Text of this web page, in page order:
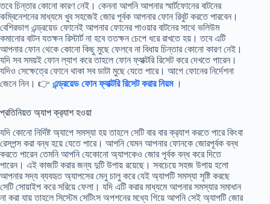
তবে চিন্তার কোনো কারণ নেই। কেননা আপনি আপনার স্মার্টফোনের বাটনের
কম্বিনেশনের মাধ্যমে খুব সহজেই জোর পূর্বক আপনার ফোন রিবুট করতে পারবেন।
বেশিরভাগ এন্ড্রয়েড ফোনেই আপনার ফোনের পাওয়ার বাটনের সাথে ভলিউম
কমানোর বাটন যতক্ষন রিস্টার্ট না হবে ততক্ষন চেপে ধরে রাখতে হয়। তবে এটি
আপনার ফোন থেকে কোনো কিছু মুছে ফেলবে না বিধায় চিন্তার কোনো কারণ নেই।
যদি সব সময়ই ফোন ল্যাগ করে তাহলে ফোন ফ্যাক্টরি রিসেট করে দেখতে পারেন।
যদিও সেক্ষেত্রে ফোনে থাকা সব ডাটা মুছে যেতে পারে। আগে ফোনের নির্দেশনা
জেনে নিন। 👉 এন্ড্রয়েড ফোন ফ্যাক্টরি রিসেট করার নিয়ম।
প্রতিনিয়ত অ্যাপ ক্র‍্যাশ হওয়া
যদি কোনো নির্দিষ্ট অ্যাপে সমস্যা হয় তাহলে সেটি বার বার ক্র‍্যাশ করতে পারে কিংবা
রেসপন্স করা বন্ধ হয়ে যেতে পারে। আপনি যেমন আপনার ফোনকে জোরপূর্বক বন্ধ
করতে পারেন তেমনি আপনি যেকোনো অ্যাপকেও জোর পূর্বক বন্ধ করে দিতে
পারেন। এই কাজটি করার জন্য দুটি উপায় রয়েছে। সবচেয়ে সহজ উপায় হলো
আপনার সদ্য ব্যবহৃত অ্যাপসের মেনু চালু করে যেই অ্যাপটি সমস্যা সৃষ্টি করছে
সেটি সোয়াইপ করে সরিয়ে ফেলা। যদি এটি করার মাধ্যমে আপনার সমস্যার সমাধান
না করা যায় তাহলে সিস্টেম সেটিংস অপশনের মধ্যে গিয়ে আপনি সেই অ্যাপটি জোর